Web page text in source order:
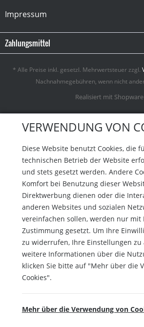
Impressum
Zahlungsmittel
* Alle Preise inkl. gesetzl. Mehrwertsteuer zzgl.
Nachnahmegebühren, wenn nicht
Realisiert mit Shopware
VERWENDUNG VON
Diese Website benutzt Cookies, die
technischen Betrieb der Website
und stets gesetzt werden. Andere
Komfort bei Benutzung dieser
Direktwerbung dienen oder die
anderen Websites und sozialen
vereinfachen sollen, werden nur mit
Zustimmung gesetzt. Um Ihre
zu widerrufen, Ihre Einstellungen
weitere Informationen über die
klicken Sie bitte auf "Mehr über die
Cookies".
Mehr über die Verwendung von